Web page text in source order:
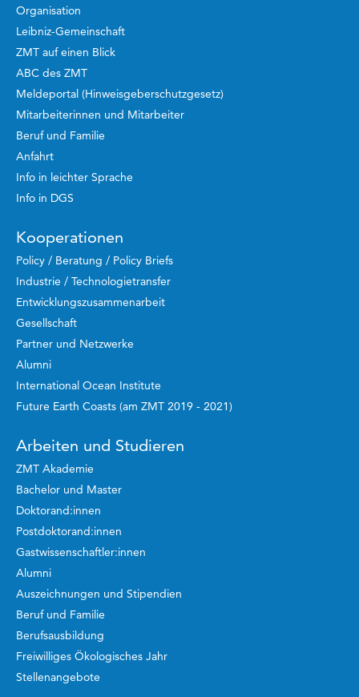
Organisation
Leibniz-Gemeinschaft
ZMT auf einen Blick
ABC des ZMT
Meldeportal (Hinweisgeberschutzgesetz)
Mitarbeiterinnen und Mitarbeiter
Beruf und Familie
Anfahrt
Info in leichter Sprache
Info in DGS
Kooperationen
Policy / Beratung / Policy Briefs
Industrie / Technologietransfer
Entwicklungszusammenarbeit
Gesellschaft
Partner und Netzwerke
Alumni
International Ocean Institute
Future Earth Coasts (am ZMT 2019 - 2021)
Arbeiten und Studieren
ZMT Akademie
Bachelor und Master
Doktorand:innen
Postdoktorand:innen
Gastwissenschaftler:innen
Alumni
Auszeichnungen und Stipendien
Beruf und Familie
Berufsausbildung
Freiwilliges Ökologisches Jahr
Stellenangebote